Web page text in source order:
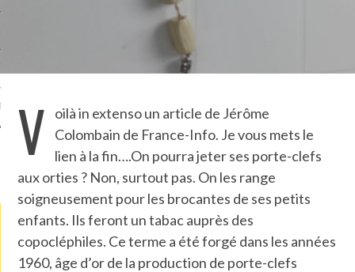
LA PHOTO
V
oilà in extenso un article de Jérôme
Colombain de France-Info. Je vous mets le
lien à la fin….On pourra jeter ses porte-clefs
aux orties ? Non, surtout pas. On les range
soigneusement pour les brocantes de ses petits
enfants. Ils feront un tabac auprès des
copocléphiles. Ce terme a été forgé dans les années
1960, âge d’or de la production de porte-clefs